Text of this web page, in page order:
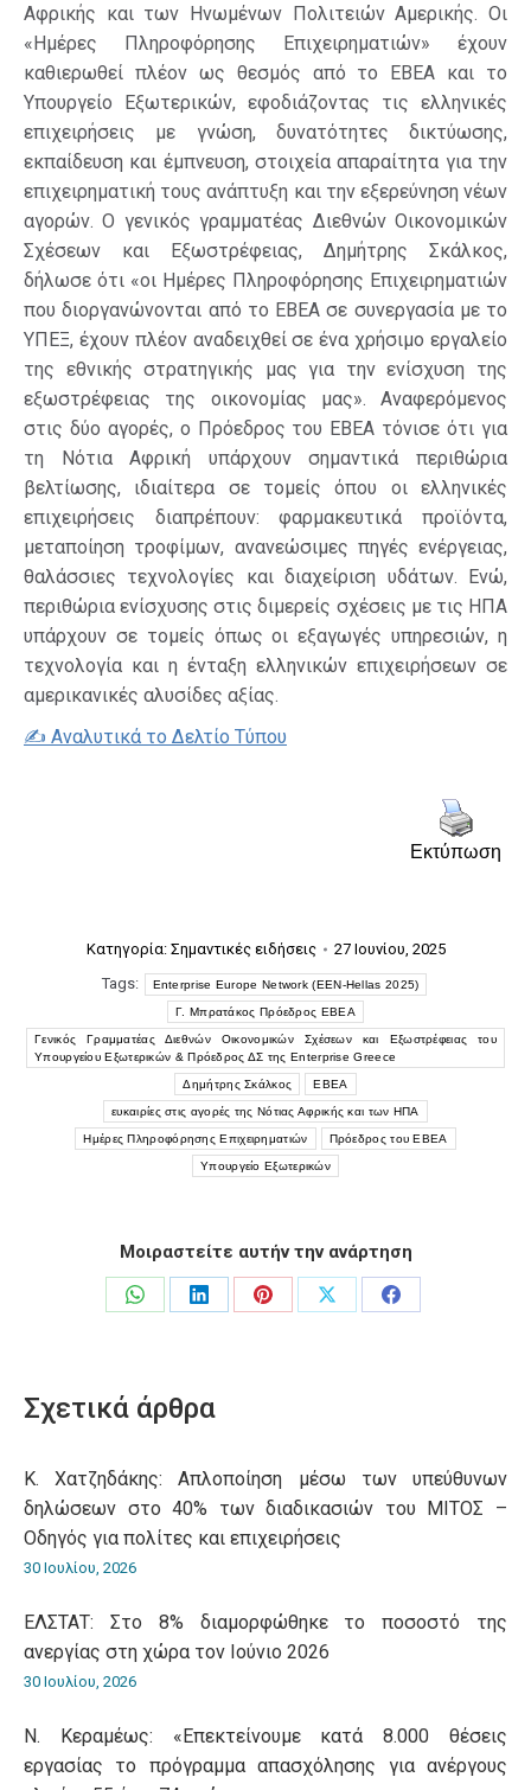
Αφρικής και των Ηνωμένων Πολιτειών Αμερικής. Οι
«Ημέρες Πληροφόρησης Επιχειρηματιών» έχουν
καθιερωθεί πλέον ως θεσμός από το ΕΒΕΑ και το
Υπουργείο Εξωτερικών, εφοδιάζοντας τις ελληνικές
επιχειρήσεις με γνώση, δυνατότητες δικτύωσης,
εκπαίδευση και έμπνευση, στοιχεία απαραίτητα για την
επιχειρηματική τους ανάπτυξη και την εξερεύνηση νέων
αγορών. Ο γενικός γραμματέας Διεθνών Οικονομικών
Σχέσεων και Εξωστρέφειας, Δημήτρης Σκάλκος,
δήλωσε ότι «οι Ημέρες Πληροφόρησης Επιχειρηματιών
που διοργανώνονται από το ΕΒΕΑ σε συνεργασία με το
ΥΠΕΞ, έχουν πλέον αναδειχθεί σε ένα χρήσιμο εργαλείο
της εθνικής στρατηγικής μας για την ενίσχυση της
εξωστρέφειας της οικονομίας μας». Αναφερόμενος
στις δύο αγορές, ο Πρόεδρος του ΕΒΕΑ τόνισε ότι για
τη Νότια Αφρική υπάρχουν σημαντικά περιθώρια
βελτίωσης, ιδιαίτερα σε τομείς όπου οι ελληνικές
επιχειρήσεις διαπρέπουν: φαρμακευτικά προϊόντα,
μεταποίηση τροφίμων, ανανεώσιμες πηγές ενέργειας,
θαλάσσιες τεχνολογίες και διαχείριση υδάτων. Ενώ,
περιθώρια ενίσχυσης στις διμερείς σχέσεις με τις ΗΠΑ
υπάρχουν σε τομείς όπως οι εξαγωγές υπηρεσιών, η
τεχνολογία και η ένταξη ελληνικών επιχειρήσεων σε
αμερικανικές αλυσίδες αξίας.
✍️ Αναλυτικά το Δελτίο Τύπου
Εκτύπωση
Κατηγορία: Σημαντικές ειδήσεις
27 Ιουνίου, 2025
Tags:
Enterprise Europe Network (EEN-Hellas 2025)
Γ. Μπρατάκος Πρόεδρος ΕΒΕΑ
Γενικός Γραμματέας Διεθνών Οικονομικών Σχέσεων και Εξωστρέφειας του
Υπουργείου Εξωτερικών & Πρόεδρος ΔΣ της Enterprise Greece
Δημήτρης Σκάλκος ΕΒΕΑ
ευκαιρίες στις αγορές της Νότιας Αφρικής και των ΗΠΑ
Ημέρες Πληροφόρησης Επιχειρηματιών Πρόεδρος του ΕΒΕΑ
Υπουργείο Εξωτερικών
Μοιραστείτε αυτήν την ανάρτηση
Share
Share
Share
Share
Share
Σχετικά άρθρα
Κ. Χατζηδάκης: Aπλοποίηση μέσω των υπεύθυνων
δηλώσεων στο 40% των διαδικασιών του ΜΙΤΟΣ –
Οδηγός για πολίτες και επιχειρήσεις
30 Ιουλίου, 2026
ΕΛΣΤΑΤ: Στο 8% διαμορφώθηκε το ποσοστό της
ανεργίας στη χώρα τον Ιούνιο 2026
30 Ιουλίου, 2026
Ν. Κεραμέως: «Επεκτείνουμε κατά 8.000 θέσεις
εργασίας το πρόγραμμα απασχόλησης για ανέργους